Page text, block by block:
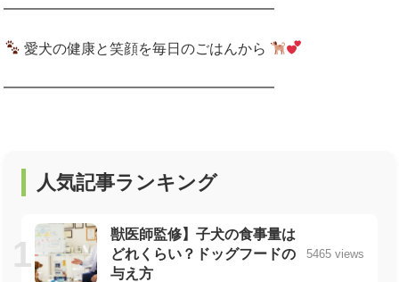
━━━━━━━━━━━━━━━━━━━
愛犬の健康と笑顔を毎日のごはんから
━━━━━━━━━━━━━━━━━━━
人気記事ランキング
獣医師監修】子犬の食事量は
どれくらい？ドッグフードの
与え方
5465 views